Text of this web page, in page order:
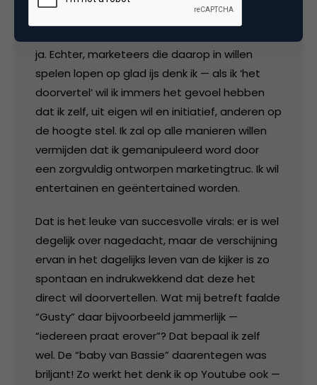
ja. Echter, marketeers die daarop in willen
spelen lopen op glad ijs denk ik — als ik ‘het
doorvertel’ wil ik immers het gevoel hebben
dat ik zelf, uit eigen wil en initiatief, anderen op
de hoogte stel. Ik zal op alle manieren willen
vermijden dat ik gemanipuleerd word door
een zorgvuldig ontworpen marketingtruc. Ik wil
entertainen en geëntertained worden.
Dat is het leuke van succesvolle virals: er is wel
degelijk over nagedacht, maar de verschijning
ervan in het dagelijks leven van de kijker is zo
spontaan en indrukwekkend dat deze het
direct wil doorvertellen. Wat mij betreft faalde
“Gusty” daar bijvoorbeeld jammerlijk —
“iedereen praat erover”? Dat bepaal ik zelf
wel. De “baby van Bassie” daarentegen was
briljant! Zo werkt het denk ik op Youtube ook —